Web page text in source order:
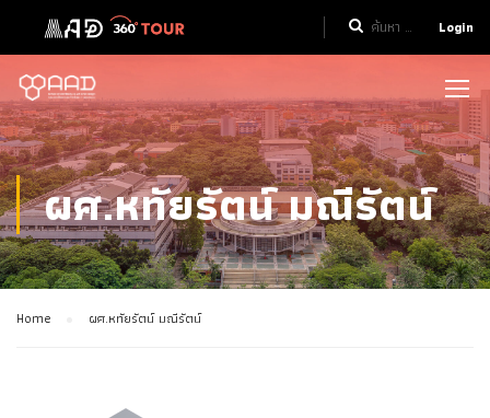
Login
ผศ.หทัยรัตน์ มณีรัตน์
Home ผศ.หทัยรัตน์ มณีรัตน์